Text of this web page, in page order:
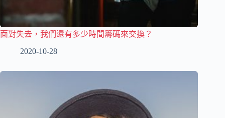
面對失去，我們還有多少時間籌碼來交換？
2020-10-28